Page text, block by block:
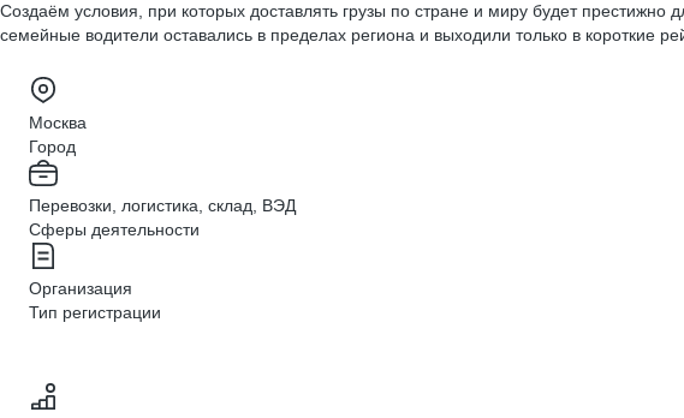
Создаём условия, при которых доставлять грузы по стране и миру будет
семейные водители оставались в пределах региона и выходили только в короткие
Москва
Город
Перевозки, логистика, склад, ВЭД
Сферы деятельности
Организация
Тип регистрации